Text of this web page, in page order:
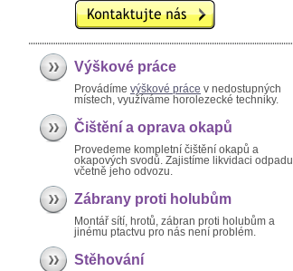
Výškové práce
Provádíme výškové práce v nedostupných
místech, využíváme horolezecké techniky.
Čištění a oprava okapů
Provedeme kompletní čištění okapů a
okapových svodů. Zajistíme likvidaci odpadu
včetně jeho odvozu.
Zábrany proti holubům
Montář sítí, hrotů, zábran proti holubům a
jinému ptactvu pro nás není problém.
Stěhování